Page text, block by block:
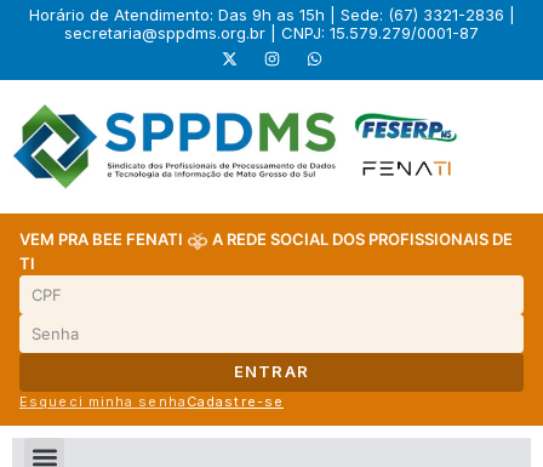
Horário de Atendimento: Das 9h as 15h | Sede: (67) 3321-2836 |
secretaria@sppdms.org.br | CNPJ: 15.579.279/0001-87
VEM PRA BEE FENATI
A REDE SOCIAL DOS PROFISSIONAIS DE
TI
ENTRAR
Esqueci minha senha Cadastre-se